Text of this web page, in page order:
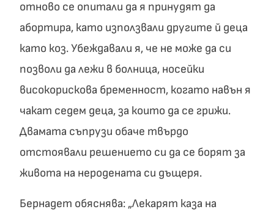
отново се опитали да я принудят да
абортира, като използвали другите й деца
като коз. Убеждавали я, че не може да си
позволи да лежи в болница, носейки
високорискова бременност, когато навън я
чакат седем деца, за които да се грижи.
Двамата съпрузи обаче твърдо
отстоявали решението си да се борят за
живота на неродената си дъщеря.
Бернадет обяснява: „Лекарят каза на